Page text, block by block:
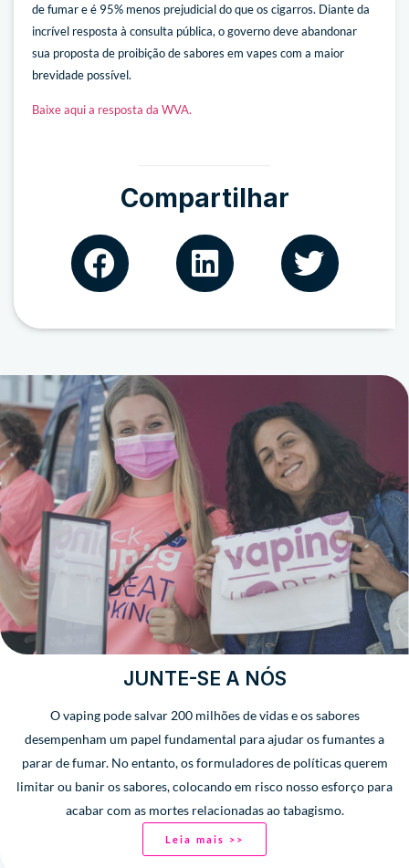
de fumar e é 95% menos prejudicial do que os cigarros. Diante da
incrível resposta à consulta pública, o governo deve abandonar
sua proposta de proibição de sabores em vapes com a maior
brevidade possível.
Baixe aqui a resposta da WVA.
Compartilhar
JUNTE-SE A NÓS
O vaping pode salvar 200 milhões de vidas e os sabores
desempenham um papel fundamental para ajudar os fumantes a
parar de fumar. No entanto, os formuladores de políticas querem
limitar ou banir os sabores, colocando em risco nosso esforço para
acabar com as mortes relacionadas ao tabagismo.
Leia mais >>